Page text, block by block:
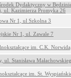
Dydaktyczny w
ul. Kazimierza Promyka 26
Nr 1, ul Szkolna 3
Nr 1, ul. Zawale 7
im. C.K.
ul. Stanisława
im. St.